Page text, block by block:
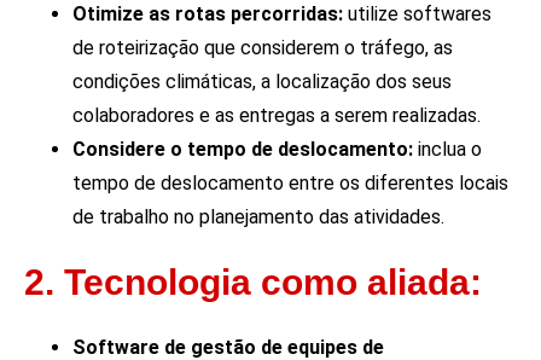
Otimize as rotas percorridas: utilize softwares
de roteirização que considerem o tráfego, as
condições climáticas, a localização dos seus
colaboradores e as entregas a serem realizadas.
Considere o tempo de deslocamento: inclua o
tempo de deslocamento entre os diferentes locais
de trabalho no planejamento das atividades.
2. Tecnologia como aliada:
Software de gestão de equipes de